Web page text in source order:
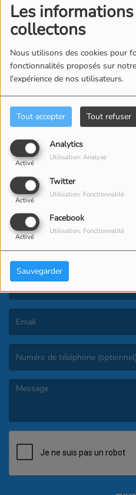
Les
collectons
Nous utilisons des cookies pour
fonctionnalités proposés sur
l'expérience de nos utilisateurs.
Tout accepter Tout refuser
Analytics
Activé
Utilisation: Analyse
Twitter
Activé
Utilisation: Fonctionnalité
Facebook
Activé
Utilisation: Fonctionnalité
Sauvegarder
24 MARS 2024
De la Bacchata, Du Merengue,
Commentaires(0)
Connectez-vous pour
CONTACT